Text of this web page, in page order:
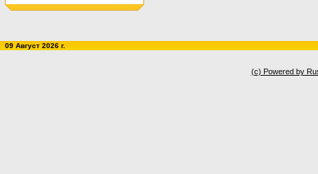
09 Август 2026 г.
(c) Powered by